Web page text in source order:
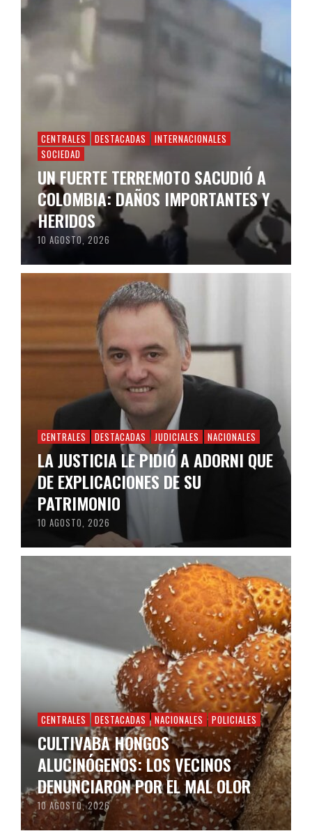
CENTRALES DESTACADAS
INTERNACIONALES
SOCIEDAD
UN FUERTE TERREMOTO SACUDIÓ A
COLOMBIA: DAÑOS IMPORTANTES Y
HERIDOS
10 AGOSTO, 2026
CENTRALES DESTACADAS JUDICIALES NACIONALES
LA JUSTICIA LE PIDIÓ A ADORNI QUE
DE EXPLICACIONES DE SU
PATRIMONIO
10 AGOSTO, 2026
CENTRALES DESTACADAS NACIONALES POLICIALES
CULTIVABA HONGOS
ALUCINÓGENOS: LOS VECINOS
DENUNCIARON POR EL MAL OLOR
10 AGOSTO, 2026